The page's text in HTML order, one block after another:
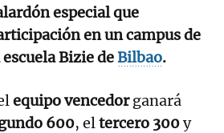
especial que
en un campus de
Bizie deBilbao.
equipo vencedorganará
600, eltercero 300y